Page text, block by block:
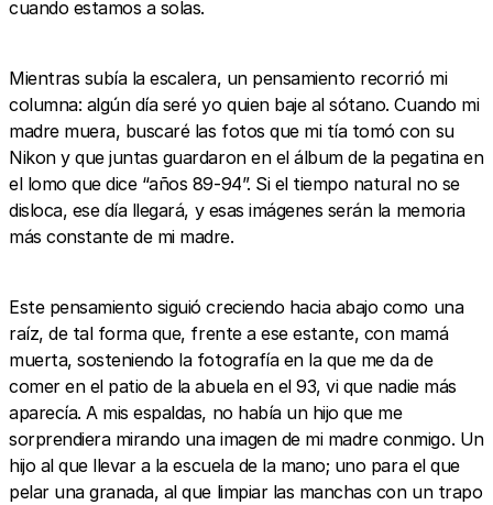
cuando estamos a solas.
Mientras subía la escalera, un pensamiento recorrió mi
columna: algún día seré yo quien baje al sótano. Cuando mi
madre muera, buscaré las fotos que mi tía tomó con su
Nikon y que juntas guardaron en el álbum de la pegatina en
el lomo que dice “años 89-94”. Si el tiempo natural no se
disloca, ese día llegará, y esas imágenes serán la memoria
más constante de mi madre.
Este pensamiento siguió creciendo hacia abajo como una
raíz, de tal forma que, frente a ese estante, con mamá
muerta, sosteniendo la fotografía en la que me da de
comer en el patio de la abuela en el 93, vi que nadie más
aparecía. A mis espaldas, no había un hijo que me
sorprendiera mirando una imagen de mi madre conmigo. Un
hijo al que llevar a la escuela de la mano; uno para el que
pelar una granada, al que limpiar las manchas con un trapo